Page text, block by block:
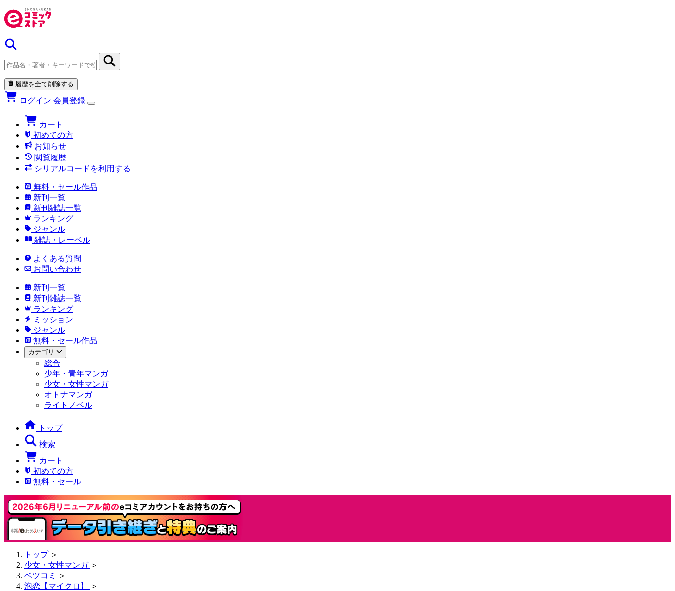
履歴を全て削除する
ログイン 会員登録
カート
初めての方
お知らせ
閲覧履歴
シリアルコードを利用する
無料・セール作品
新刊一覧
新刊雑誌一覧
ランキング
ジャンル
雑誌・レーベル
よくある質問
お問い合わせ
新刊一覧
新刊雑誌一覧
ランキング
ミッション
ジャンル
無料・セール作品
カテゴリ
総合
少年・青年マンガ
少女・女性マンガ
オトナマンガ
ライトノベル
トップ
検索
カート
初めての方
無料・セール
トップ ＞
少女・女性マンガ ＞
ベツコミ
＞
泡恋【マイクロ】
＞